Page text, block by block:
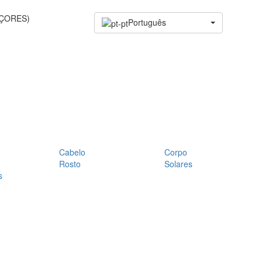
Português
Cabelo
Corpo
Rosto
Solares